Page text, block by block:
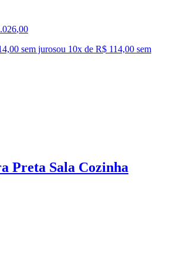
,00
sem jurosou 10x de R$ 114,00 sem
Preta Sala Cozinha